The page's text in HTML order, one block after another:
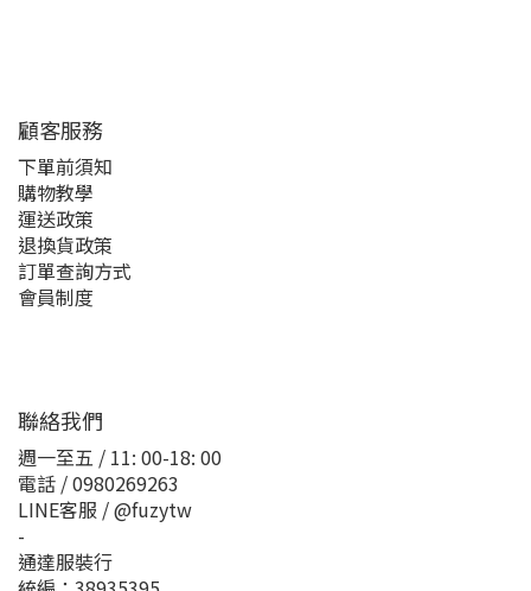
顧客服務
下單前須知
購物教學
運送政策
退換貨政策
訂單查詢方式
會員制度
聯絡我們
週一至五 / 11: 00-18: 00
電話 / 0980269263
LINE客服 / @fuzytw
-
通達服裝行